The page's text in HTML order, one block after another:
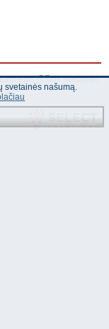
iš šios svetainės
našumą.